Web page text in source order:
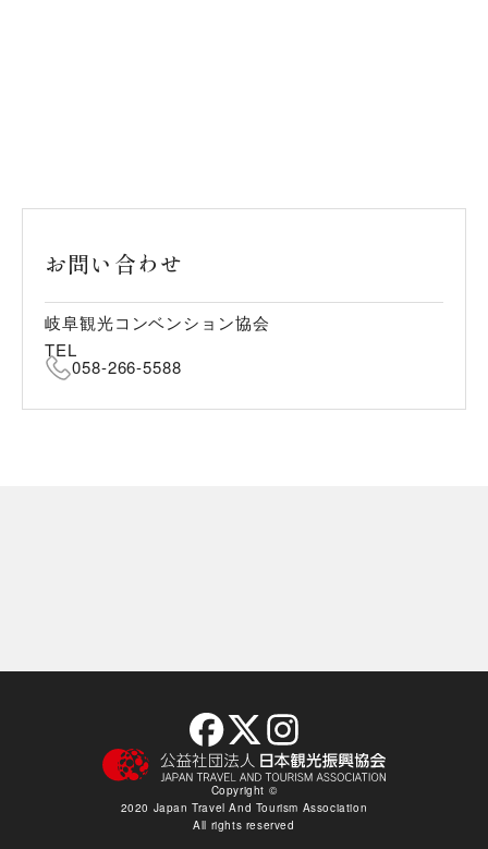
お問い合わせ
岐阜観光コンベンション協会
TEL
058-266-5588
Copyright ©︎
2020 Japan Travel And Tourism Association
All rights reserved